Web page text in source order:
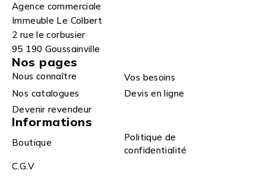
Agence commerciale
Immeuble Le Colbert
2 rue le corbusier
95 190 Goussainville
Nos pages
Nous connaître
Vos besoins
Nos catalogues
Devis en ligne
Devenir revendeur
Informations
Boutique
Politique de
confidentialité
C.G.V